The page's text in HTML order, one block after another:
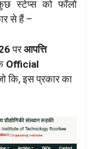
स्टेप्स को फॉलो
से हैं –
परआपत्ति
Official
कि, इस प्रकार का